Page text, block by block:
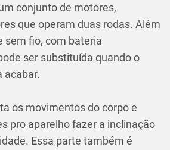
conjunto de motores,
que operam duas rodas. Além
sem fio, com bateria
ser substituída quando o
acabar.
os movimentos do corpo e
pro aparelho fazer a inclinação
Essa parte também é